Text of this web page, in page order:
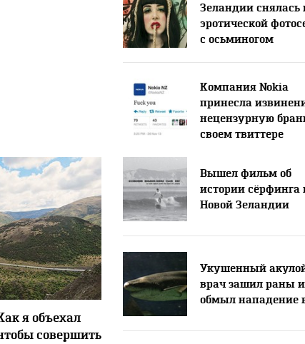
Зеландии снялась
эротической
с осьминогом
Компания Nokia
принесла
нецензурную
своем твиттере
я объехал
совершить
Вышел фильм об
истории сёрфинга
Новой Зеландии
Укушенный
врач зашил раны и
обмыл нападение